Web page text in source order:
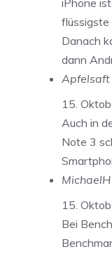
iPhone
flüssigste
Danach
dann
Apfelsaft
15.
Auch in
Note 3
MichaelH
15.
Bei